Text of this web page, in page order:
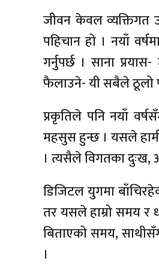
जीवन केवल व्यक्तिगत
पहिचान हो । नयाँ
गर्नुपर्छ । साना
फैलाउने- यी सबैले ठूलो
प्रकृतिले पनि नयाँ
महसुस हुन्छ । यसले
। त्यसैले विगतका दुःख,
डिजिटल युगमा
तर यसले हाम्रो समय र
बिताएको समय,
।